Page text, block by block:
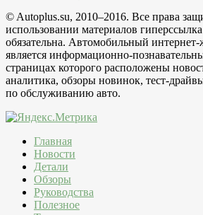
© Autoplus.su, 2010–2016. Все права
использовании материалов
обязательна. Автомобильный
является информационно-
страницах которого расположены
аналитика, обзоры новинок, тест-
по обслуживанию авто.
Главная
Новости
Детали
Обзоры
Руководства
Полезное